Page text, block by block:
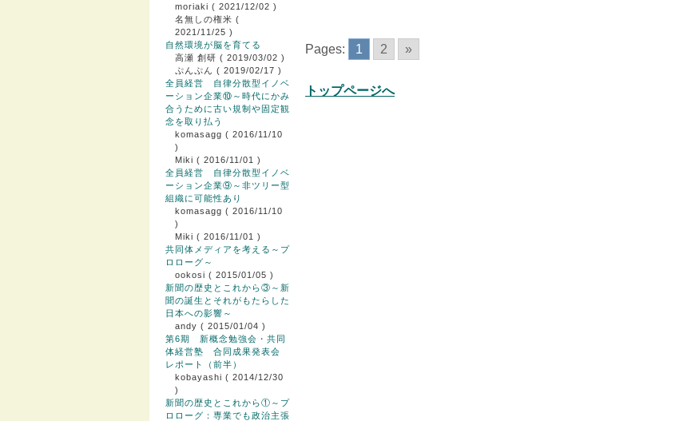
moriaki ( 2021/12/02 )
名無しの権米 (
2021/11/25 )
自然環境が脳を育てる
高瀬 創研 ( 2019/03/02 )
ぷんぷん ( 2019/02/17 )
全員経営 自律分散型イノベ
ーション企業⑩～時代にかみ
合うために古い規制や固定観
念を取り払う
komasagg ( 2016/11/10
)
Miki ( 2016/11/01 )
全員経営 自律分散型イノベ
ーション企業⑨～非ツリー型
組織に可能性あり
komasagg ( 2016/11/10
)
Miki ( 2016/11/01 )
共同体メディアを考える～プ
ロローグ～
ookosi ( 2015/01/05 )
新聞の歴史とこれから③～新
聞の誕生とそれがもたらした
日本への影響～
andy ( 2015/01/04 )
第6期 新概念勉強会・共同
体経営塾 合同成果発表会
レポート（前半）
kobayashi ( 2014/12/30
)
新聞の歴史とこれから①～プ
ロローグ：専業でも政治主張
Pages: 1 2 »
トップページへ